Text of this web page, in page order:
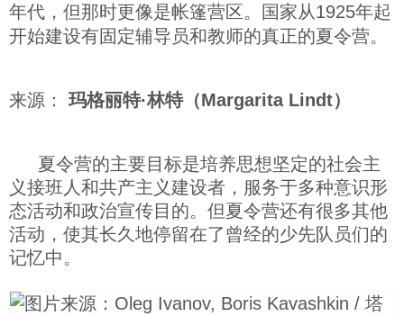
军事
评论
经济
科技
社会
年代，但那时更像是帐篷营区。国家从1925年起
开始建设有固定辅导员和教师的真正的夏令营。
来源： 玛格丽特·林特（Margarita Lindt）
夏令营的主要目标是培养思想坚定的社会主
义接班人和共产主义建设者，服务于多种意识形
态活动和政治宣传目的。但夏令营还有很多其他
活动，使其长久地停留在了曾经的少先队员们的
记忆中。